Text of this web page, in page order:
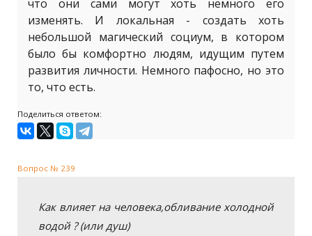
что они сами могут хоть немного его
изменять. И локальная - создать хоть
небольшой магический социум, в котором
было бы комфортно людям, идущим путем
развития личности. Немного пафосно, но это
то, что есть.
Поделиться ответом:
Вопрос № 239
Как влияет на человека,обливание холодной
водой ? (или душ)